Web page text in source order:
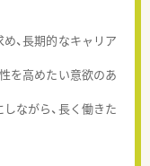
、長期的なキャリア
を高めたい意欲のあ
ながら、長く働きた